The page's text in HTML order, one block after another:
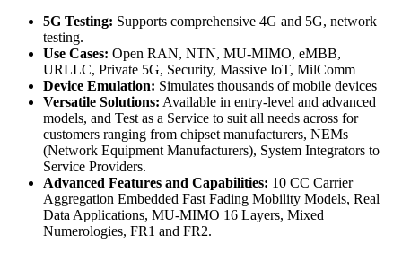
5G Testing: Supports comprehensive 4G and 5G, network
testing.
Use Cases: Open RAN, NTN, MU-MIMO, eMBB,
URLLC, Private 5G, Security, Massive IoT, MilComm
Device Emulation: Simulates thousands of mobile devices
Versatile Solutions: Available in entry-level and advanced
models, and Test as a Service to suit all needs across for
customers ranging from chipset manufacturers, NEMs
(Network Equipment Manufacturers), System Integrators to
Service Providers.
Advanced Features and Capabilities: 10 CC Carrier
Aggregation Embedded Fast Fading Mobility Models, Real
Data Applications, MU-MIMO 16 Layers, Mixed
Numerologies, FR1 and FR2.